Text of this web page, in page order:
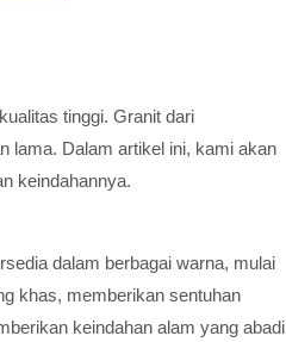
tinggi. Granit dari
lama. Dalam artikel ini, kami akan
keindahannya.
dalam berbagai warna, mulai
khas, memberikan sentuhan
keindahan alam yang abadi